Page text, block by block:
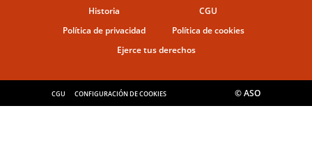
Historia
CGU
Política de privacidad
Política de cookies
Ejerce tus derechos
CGU CONFIGURACIÓN DE COOKIES © ASO